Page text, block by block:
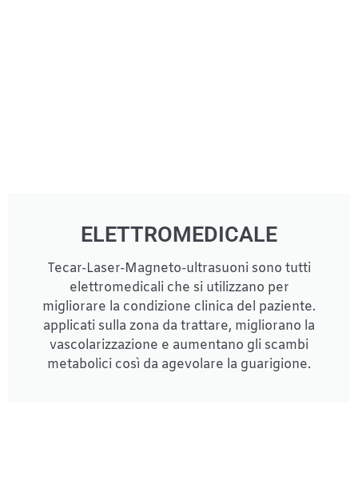
ELETTROMEDICALE
Tecar-Laser-Magneto-ultrasuoni sono tutti
elettromedicali che si utilizzano per
migliorare la condizione clinica del paziente.
applicati sulla zona da trattare, migliorano la
vascolarizzazione e aumentano gli scambi
metabolici così da agevolare la guarigione.